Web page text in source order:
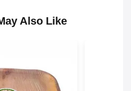
Also Like